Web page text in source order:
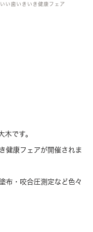
いい歯いきいき健康フェア
木です。
健康フェアが開催されま
布・咬合圧測定など色々